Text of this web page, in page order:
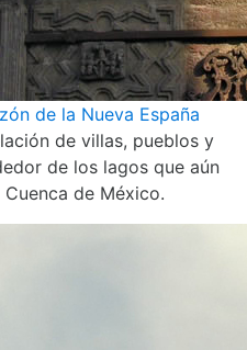
de la Nueva España
de villas, pueblos y
de los lagos que aún
de México.